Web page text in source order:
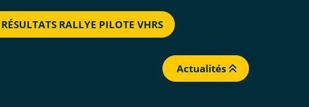
RÉSULTATS RALLYE PILOTE VHRS
Actualités